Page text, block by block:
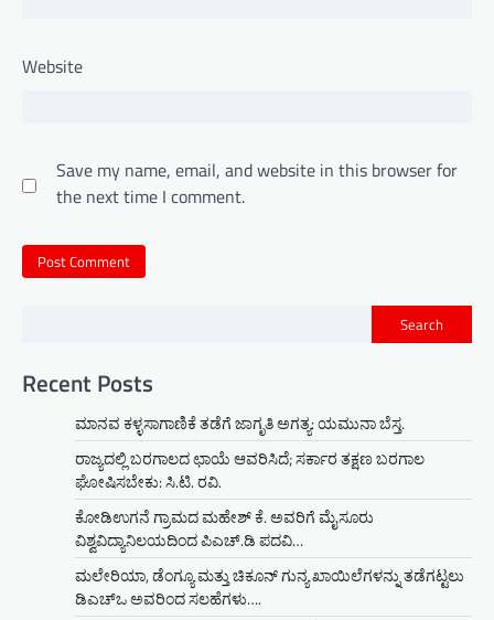
Website
Save my name, email, and website in this browser for
the next time I comment.
Search
Recent Posts
ಮಾನವ ಕಳ್ಳಸಾಗಾಣಿಕೆ ತಡೆಗೆ ಜಾಗೃತಿ ಅಗತ್ಯ: ಯಮುನಾ ಬೆಸ್ತ.
ರಾಜ್ಯದಲ್ಲಿ ಬರಗಾಲದ ಛಾಯೆ ಆವರಿಸಿದೆ; ಸರ್ಕಾರ ತಕ್ಷಣ ಬರಗಾಲ
ಘೋಷಿಸಬೇಕು: ಸಿ.ಟಿ. ರವಿ.
ಕೋಡಿಉಗನೆ ಗ್ರಾಮದ ಮಹೇಶ್ ಕೆ. ಅವರಿಗೆ ಮೈಸೂರು
ವಿಶ್ವವಿದ್ಯಾನಿಲಯದಿಂದ ಪಿಎಚ್.ಡಿ ಪದವಿ…
ಮಲೇರಿಯಾ, ಡೆಂಗ್ಯೂ ಮತ್ತು ಚಿಕೂನ್ ಗುನ್ಯ ಖಾಯಿಲೆಗಳನ್ನು ತಡೆಗಟ್ಟಲು
ಡಿಎಚ್‌ಒ ಅವರಿಂದ ಸಲಹೆಗಳು….